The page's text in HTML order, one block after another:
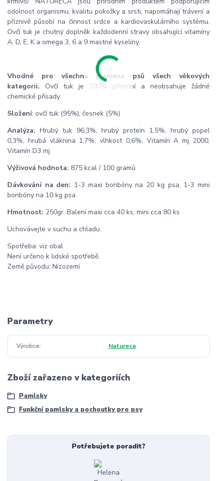
odolnost organismu, kvalitu pokožky a srsti, napomáhají trávení a
příznivě působí na činnost srdce a kardiovaskulárního systému.
Ovčí tuk je chutný doplněk každodenní stravy obsahující vitamíny
A, D, E, K a omega 3, 6 a 9 mastné kyseliny.
Vhodné pro všechna plemena psů všech věkových
kategorii. Ovčí tuk je 100% přírodní a neobsahuje žádné
chemické přísady.
Složení: ovčí tuk (95%), česnek (5%)
Analýza: Hrubý tuk 96,3%, hrubý protein 1,5%, hrubý popel
0,3%, hrubá vláknina 1,7%, vlhkost 0,6%, Vitamín A mj 2000,
Vitamín D3 mj
Výživová hodnota: 875 kcal / 100 gramů
Dávkování na den: 1-3 maxi bonbóny na 20 kg psa, 1-3 mini
bonbóny na 10 kg psa
Hmotnost: 250gr. Balení maxi cca 40 ks, mini cca 80 ks
Uchovávejte v suchu a chladu.
Spotřeba: viz obal
Není určeno k lidské spotřebě.
Země původu: Nizozemí
Parametry
Výrobce Natureca
Zboží zařazeno v kategoriích
Pamlsky
Funkční pamlsky a pochoutky pro psy
Potřebujete poradit?